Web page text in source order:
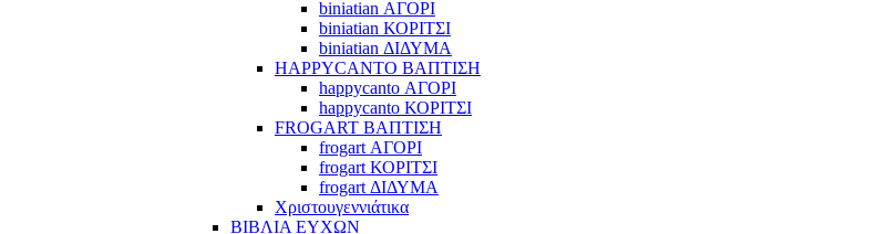
biniatian ΑΓΟΡΙ
biniatian ΚΟΡΙΤΣΙ
biniatian ΔΙΔΥΜΑ
HAPPYCANTO ΒΑΠΤΙΣΗ
happycanto ΑΓΟΡΙ
happycanto ΚΟΡΙΤΣΙ
FROGART ΒΑΠΤΙΣΗ
frogart ΑΓΟΡΙ
frogart ΚΟΡΙΤΣΙ
frogart ΔΙΔΥΜΑ
Χριστουγεννιάτικα
ΒΙΒΛΙΑ ΕΥΧΩΝ